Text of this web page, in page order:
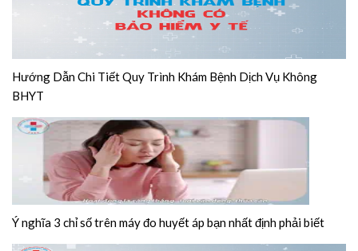
Hướng Dẫn Chi Tiết Quy Trình Khám Bệnh Dịch Vụ Không
BHYT
Ý nghĩa 3 chỉ số trên máy đo huyết áp bạn nhất định phải biết